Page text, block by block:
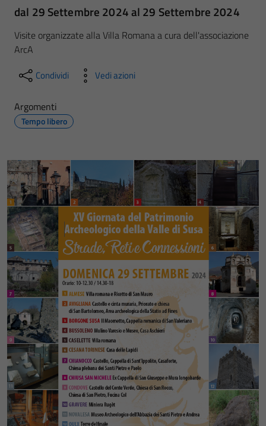
dal 29 Settembre 2024 al 29 Settembre 2024
Visite organizzate alla Villa Romana a cura dell'associazione
ArcA
Condividi Vedi azioni
Argomenti
Tempo libero